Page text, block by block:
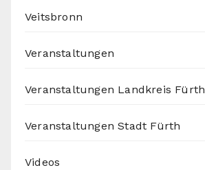
Veitsbronn
Veranstaltungen
Veranstaltungen Landkreis Fürth
Veranstaltungen Stadt Fürth
Videos